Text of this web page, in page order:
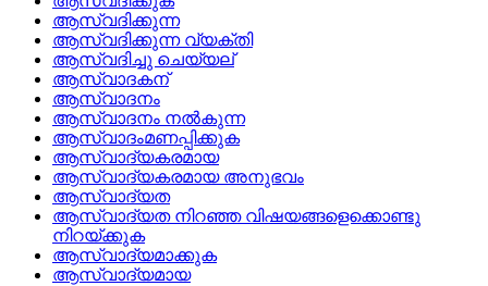
ആസ്വദിക്കുന്ന
ആസ്വദിക്കുന്ന വ്യക്തി
ആസ്വദിച്ചു ചെയ്യല്
ആസ്വാദകന്
ആസ്വാദനം
ആസ്വാദനം നല്‍കുന്ന
ആസ്വാദംമണപ്പിക്കുക
ആസ്വാദ്യകരമായ
ആസ്വാദ്യകരമായ അനുഭവം
ആസ്വാദ്യത
ആസ്വാദ്യത നിറഞ്ഞ വിഷയങ്ങളെക്കൊണ്ടു
നിറയ്‌ക്കുക
ആസ്വാദ്യമാക്കുക
ആസ്വാദ്യമായ